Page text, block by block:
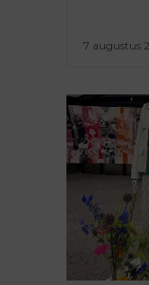
7 augustus